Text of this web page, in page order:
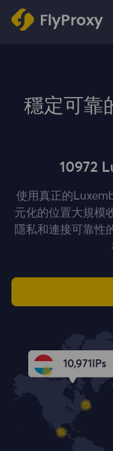
穩定可靠
10972
使用真正的
元化的位置大規模
隱私和連接可靠性
10,972 IPs